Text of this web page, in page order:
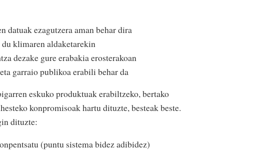
datuak ezagutzera aman behar dira
klimaren aldaketarekin
dezake gure erabakia erosterakoan
garraio publikoa erabili behar da
eskuko produktuak erabiltzeko, bertako
konpromisoak hartu dituzte, besteak beste.
dituzte:
(puntu sistema bidez adibidez)